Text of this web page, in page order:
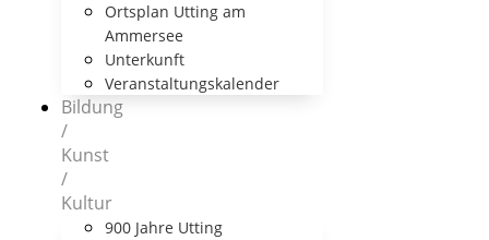
Ortsplan Utting am
Ammersee
Unterkunft
Veranstaltungskalender
Bildung
/
Kunst
/
Kultur
900 Jahre Utting